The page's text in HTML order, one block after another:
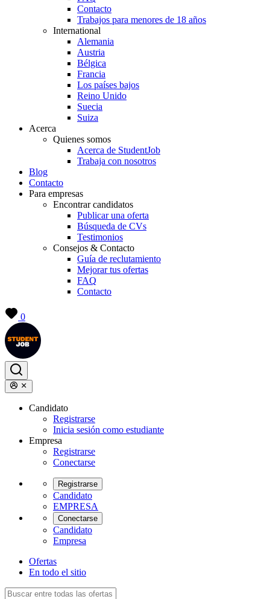
Contacto
Trabajos para menores de 18 años
International
Alemania
Austria
Bélgica
Francia
Los países bajos
Reino Unido
Suecia
Suiza
Acerca
Quienes somos
Acerca de StudentJob
Trabaja con nosotros
Blog
Contacto
Para empresas
Encontrar candidatos
Publicar una oferta
Búsqueda de CVs
Testimonios
Consejos & Contacto
Guía de reclutamiento
Mejorar tus ofertas
FAQ
Contacto
0
Candidato
Registrarse
Inicia sesión como estudiante
Empresa
Registrarse
Conectarse
Registrarse
Candidato
EMPRESA
Conectarse
Candidato
Empresa
Ofertas
En todo el sitio